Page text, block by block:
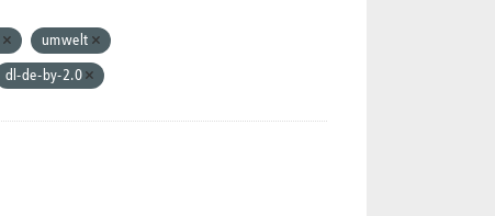
umwelt
dl-de-by-2.0